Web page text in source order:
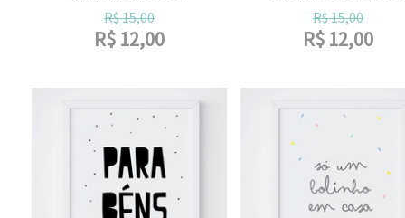
R$15,00
R$ 12,00
R$15,00
R$ 12,00